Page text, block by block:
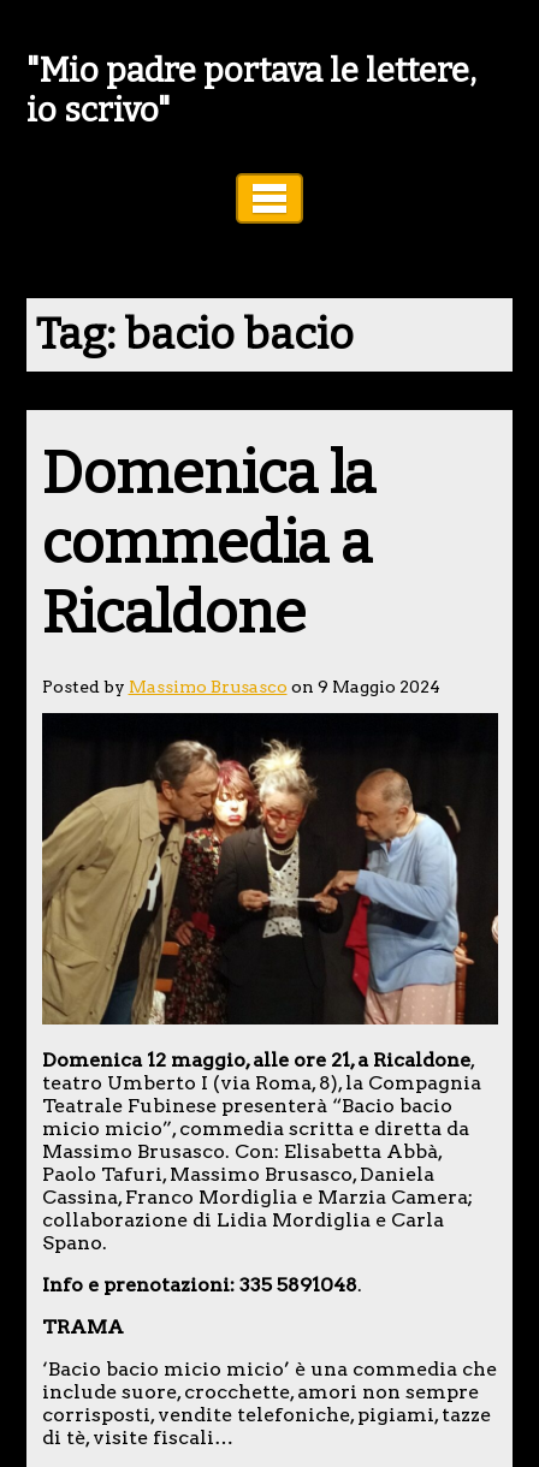
"Mio padre portava le lettere,
io scrivo"
Tag:bacio bacio
Domenica la
commedia a
Ricaldone
Posted by Massimo Brusasco on 9 Maggio 2024
Domenica 12 maggio, alle ore 21, a Ricaldone,
teatro Umberto I (via Roma, 8), la Compagnia
Teatrale Fubinese presenterà “Bacio bacio
micio micio”, commedia scritta e diretta da
Massimo Brusasco. Con: Elisabetta Abbà,
Paolo Tafuri, Massimo Brusasco, Daniela
Cassina, Franco Mordiglia e Marzia Camera;
collaborazione di Lidia Mordiglia e Carla
Spano.
Info e prenotazioni: 335 5891048.
TRAMA
‘Bacio bacio micio micio’ è una commedia che
include suore, crocchette, amori non sempre
corrisposti, vendite telefoniche, pigiami, tazze
di tè, visite fiscali…